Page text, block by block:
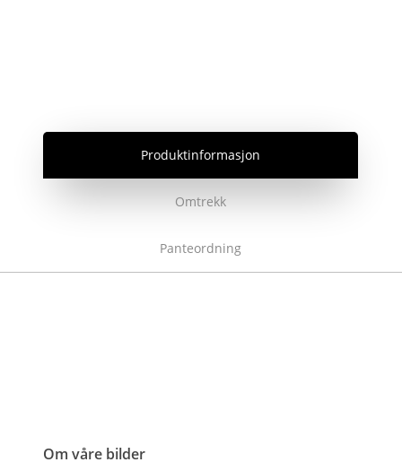
Produktinformasjon
Omtrekk
Panteordning
Om våre bilder